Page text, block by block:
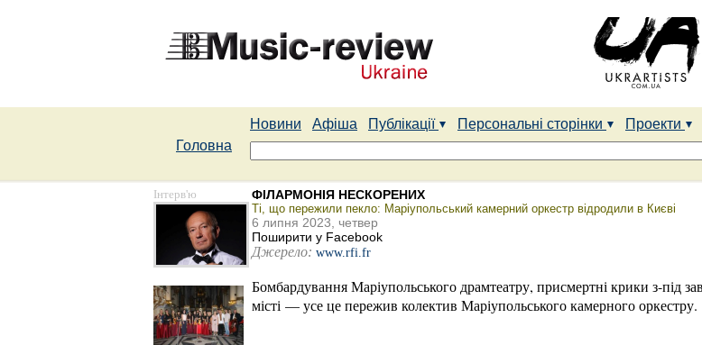
Новини Афіша Публікації Персональні сторінки Проекти
Головна
Інтерв'ю ФІЛАРМОНІЯ НЕСКОРЕНИХ
Ті, що пережили пекло: Маріупольський камерний оркестр відродили в Києві
6 липня 2023, четвер
Поширити у Facebook
Джерело: www.rfi.fr
Бомбардування Маріупольського драмтеатру, присмертні крики з-під
місті — усе це пережив колектив Маріупольського камерного оркестру.